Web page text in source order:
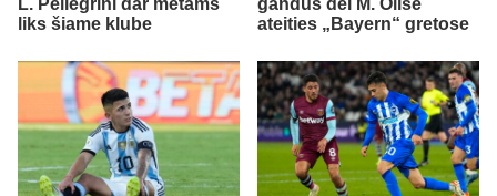
liks šiame klube
ateities „Bayern“ gretose